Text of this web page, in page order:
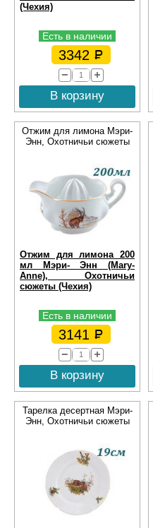
(Чехия)
Есть в наличии
3342
В корзину
Отжим для лимона Мэри-
Энн, Охотничьи сюжеты
Отжим для лимона 200
мл Мэри- Энн (Mary-
Anne), Охотничьи
сюжеты (Чехия)
Есть в наличии
3141
В корзину
Тарелка десертная Мэри-
Энн, Охотничьи сюжеты